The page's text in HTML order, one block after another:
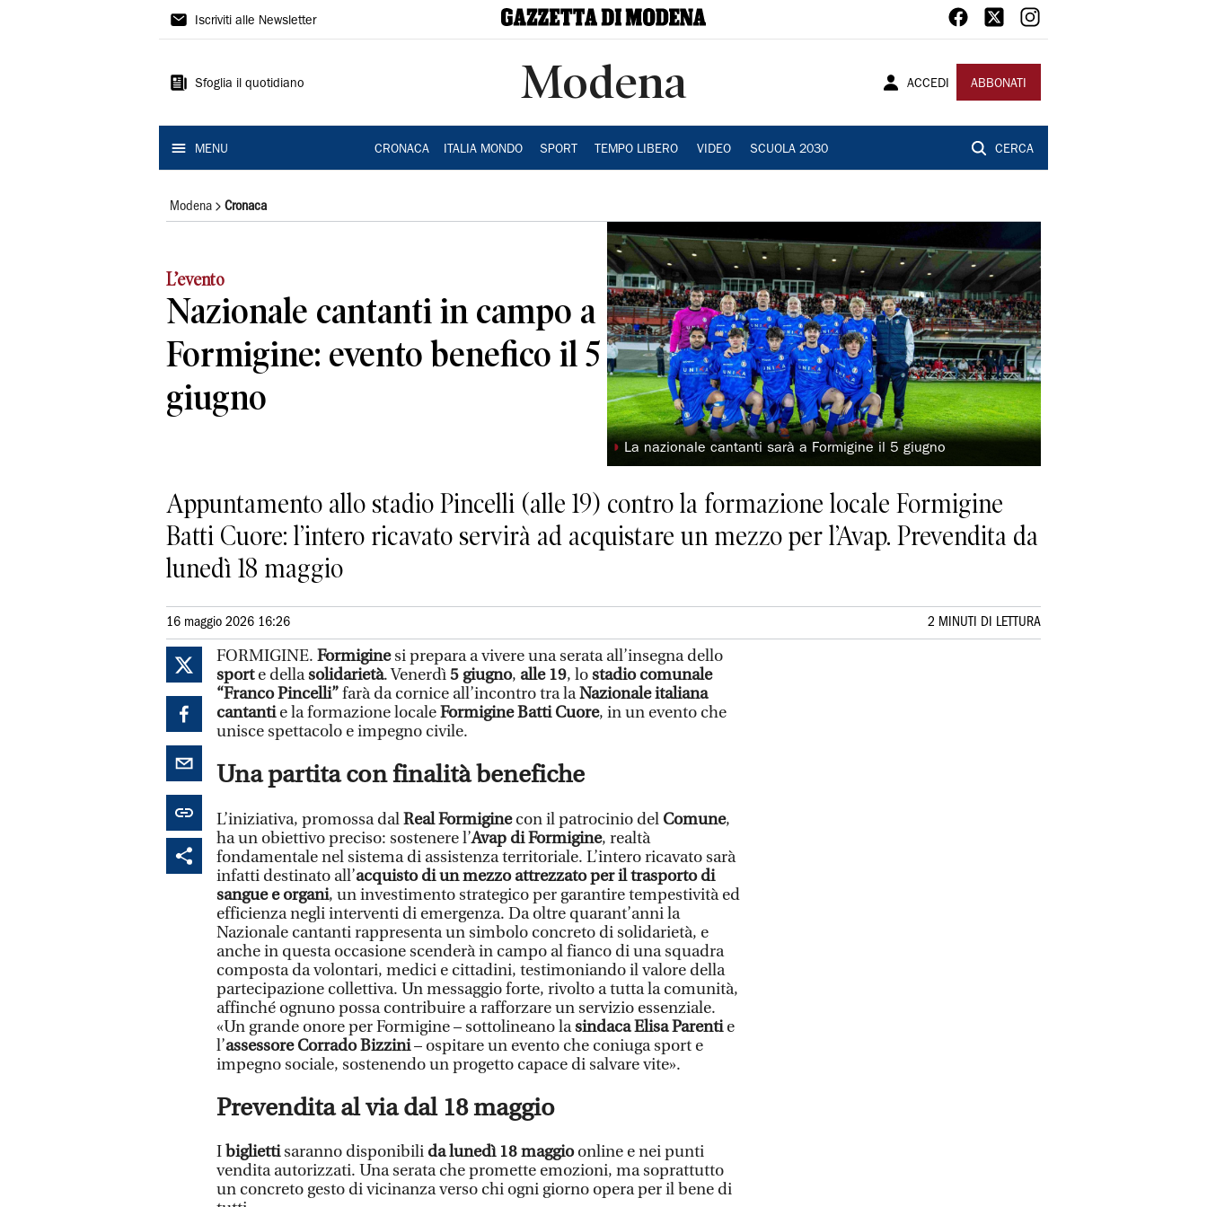
Gazzetta
Modena
Iscriviti alle Newsletter
Sfoglia il quotidiano Modena ACCEDI ABBONATI
MENU CRONACA ITALIA MONDO SPORT TEMPO LIBERO VIDEO SCUOLA 2030 CERCA
Modena Cronaca
L’evento
Nazionale cantanti in campo a
Formigine: evento benefico il 5
giugno
◗ La nazionale cantanti sarà a Formigine il 5 giugno
Appuntamento allo stadio Pincelli (alle 19) contro la formazione locale Formigine
Batti Cuore: l’intero ricavato servirà ad acquistare un mezzo per l’Avap. Prevendita da
lunedì 18 maggio
16 maggio 2026 16:26 2 MINUTI DI LETTURA
FORMIGINE. Formiginesi prepara a vivere una serata all’insegna dello
sporte dellasolidarietà. Venerdì5 giugno, alle 19, lostadio comunale
“Franco Pincelli”farà da cornice all’incontro tra laNazionale italiana
cantantie la formazione localeFormigine Batti Cuore, in un evento che
unisce spettacolo e impegno civile.
Una partita con finalità benefiche
L’iniziativa, promossa dalReal Formiginecon il patrocinio del Comune,
ha un obiettivo preciso: sostenere l’Avap di Formigine, realtà
fondamentale nel sistema di assistenza territoriale. L’intero ricavato sarà
infatti destinato all’acquisto di un mezzo attrezzato per il trasporto di
sangue e organi, un investimento strategico per garantire tempestività ed
efficienza negli interventi di emergenza. Da oltre quarant’anni la
Nazionale cantanti rappresenta un simbolo concreto di solidarietà, e
anche in questa occasione scenderà in campo al fianco di una squadra
composta da volontari, medici e cittadini, testimoniando il valore della
partecipazione collettiva. Un messaggio forte, rivolto a tutta la comunità,
affinché ognuno possa contribuire a rafforzare un servizio essenziale.
«Un grande onore per Formigine – sottolineano lasindaca Elisa Parentie
l’assessore Corrado Bizzini– ospitare un evento che coniuga sport e
impegno sociale, sostenendo un progetto capace di salvare vite».
Prevendita al via dal 18 maggio
I bigliettisaranno disponibili da lunedì 18 maggioonline e nei punti
vendita autorizzati. Una serata che promette emozioni, ma soprattutto
un concreto gesto di vicinanza verso chi ogni giorno opera per il bene di